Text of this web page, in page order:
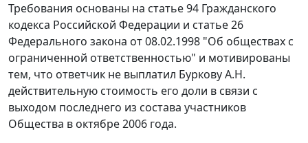
Требования основаны на статье 94 Гражданского
кодекса Российской Федерации и статье 26
Федерального закона от 08.02.1998 "Об обществах с
ограниченной ответственностью" и мотивированы
тем, что ответчик не выплатил Буркову А.Н.
действительную стоимость его доли в связи с
выходом последнего из состава участников
Общества в октябре 2006 года.